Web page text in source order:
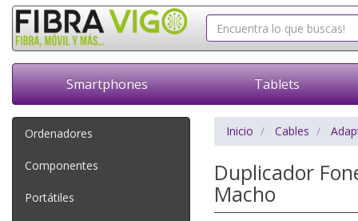
Smartphones Tablets
Ordenadores
Componentes
Portátiles
Inicio Cables
Duplicador
Macho